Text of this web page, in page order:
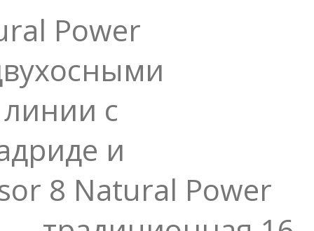
Power
с
и
8 Natural Power